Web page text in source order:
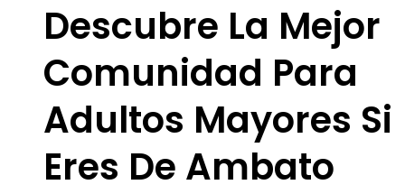
Descubre La Mejor
Comunidad Para
Adultos Mayores Si
Eres De Ambato